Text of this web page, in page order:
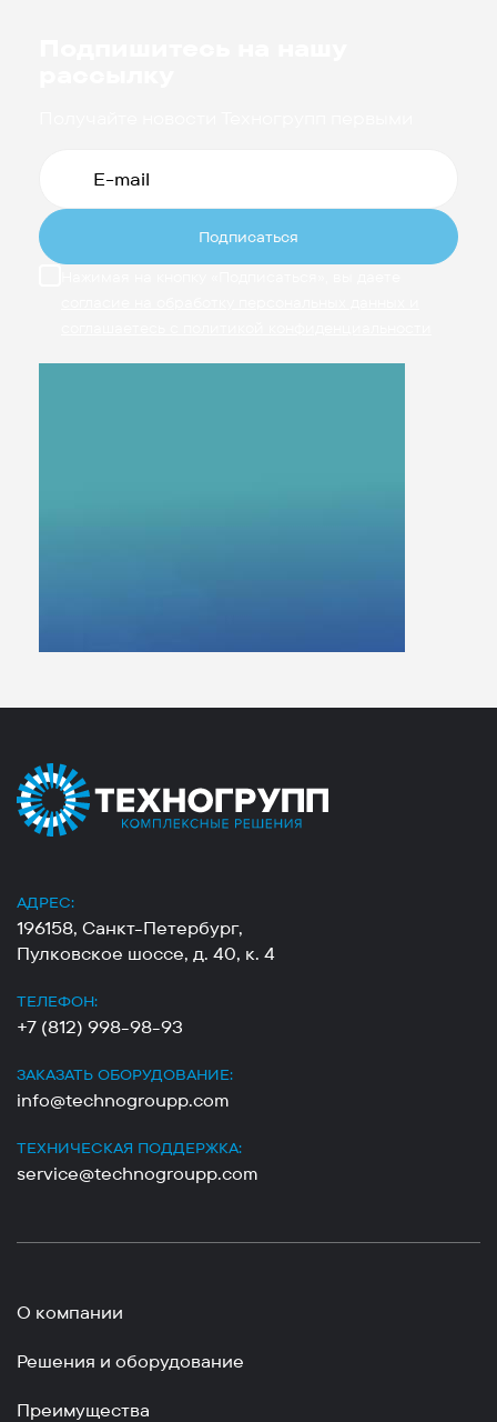
Подписаться
АДРЕС:
196158, Санкт-Петербург,
Пулковское шоссе, д. 40, к. 4
ТЕЛЕФОН:
+7 (812) 998-98-93
ЗАКАЗАТЬ ОБОРУДОВАНИЕ:
info@technogroupp.com
ТЕХНИЧЕСКАЯ ПОДДЕРЖКА:
service@technogroupp.com
О компании
Решения и оборудование
Преимущества